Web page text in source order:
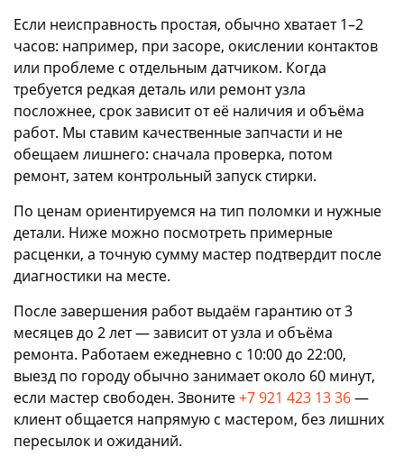
Если неисправность простая, обычно хватает 1–2
часов: например, при засоре, окислении контактов
или проблеме с отдельным датчиком. Когда
требуется редкая деталь или ремонт узла
посложнее, срок зависит от её наличия и объёма
работ. Мы ставим качественные запчасти и не
обещаем лишнего: сначала проверка, потом
ремонт, затем контрольный запуск стирки.
По ценам ориентируемся на тип поломки и нужные
детали. Ниже можно посмотреть примерные
расценки, а точную сумму мастер подтвердит после
диагностики на месте.
После завершения работ выдаём гарантию от 3
месяцев до 2 лет — зависит от узла и объёма
ремонта. Работаем ежедневно с 10:00 до 22:00,
выезд по городу обычно занимает около 60 минут,
если мастер свободен. Звоните+7 921 423 13 36—
клиент общается напрямую с мастером, без лишних
пересылок и ожиданий.